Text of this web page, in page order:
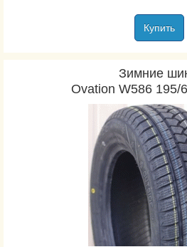
Купить
Зимние
Ovation W586 195/